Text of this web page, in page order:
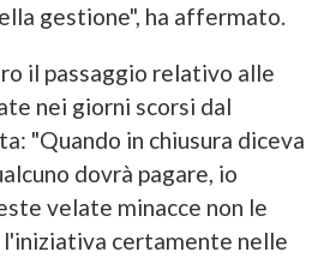
gestione", ha affermato.
il passaggio relativo alle
nei giorni scorsi dal
"Quando in chiusura diceva
dovrà pagare, io
velate minacce non le
certamente nelle